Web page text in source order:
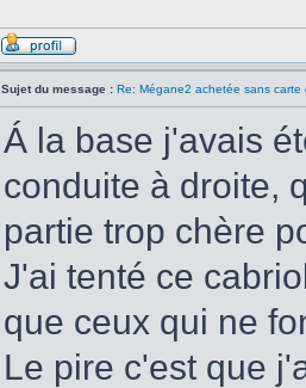
Sujet du message : Re: Mégane2 achetée sans carte
Á la base j'avais
conduite à droite,
partie trop chère
J'ai tenté ce
que ceux qui ne
Le pire c'est que